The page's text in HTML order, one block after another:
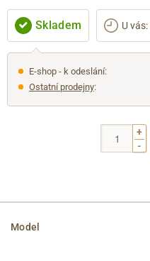
Skladem U vás:
E-shop - k odeslání:
Ostatní prodejny:
+
-
Model